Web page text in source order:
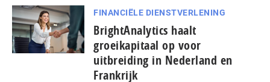
FINANCIËLE DIENSTVERLENING
BrightAnalytics haalt
groeikapitaal op voor
uitbreiding in Nederland en
Frankrijk